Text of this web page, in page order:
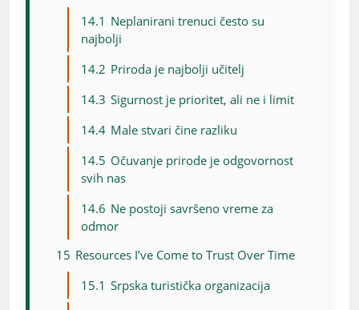
14.1 Neplanirani trenuci često su
najbolji
14.2 Priroda je najbolji učitelj
14.3 Sigurnost je prioritet, ali ne i limit
14.4 Male stvari čine razliku
14.5 Očuvanje prirode je odgovornost
svih nas
14.6 Ne postoji savršeno vreme za
odmor
15 Resources I’ve Come to Trust Over Time
15.1 Srpska turistička organizacija